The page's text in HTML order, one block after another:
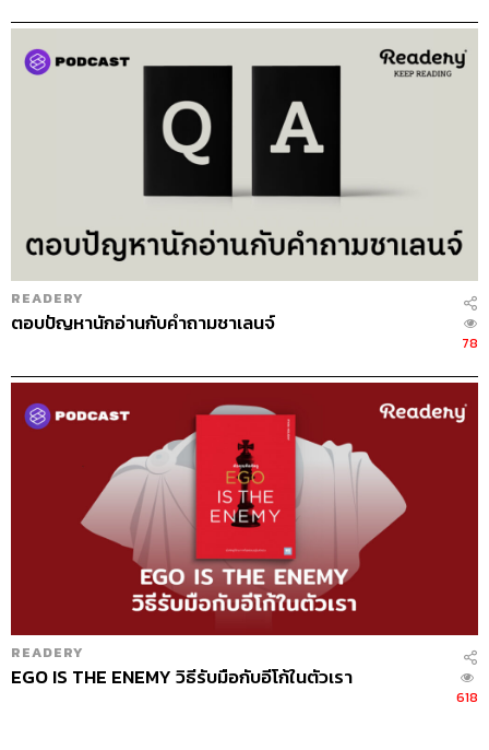
READERY
ตอบปัญหานักอ่านกับคำถามชาเลนจ์
78
READERY
EGO IS THE ENEMY วิธีรับมือกับอีโก้ในตัวเรา
618